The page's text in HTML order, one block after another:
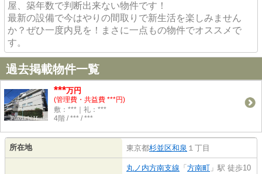
屋、築年数で判断出来ない物件です！
最新の設備で今はやりの間取りで新生活を楽しみません
か？ぜひ一度内見を！まさに一点もの物件でオススメで
す。
過去掲載物件一覧
***万円
(管理費・共益費 ***円)
敷：***｜礼：***
4階 / *** / ***
所在地 東京都杉並区和泉 １丁目
丸ノ内方南支線 「 方南町 」駅 徒歩10